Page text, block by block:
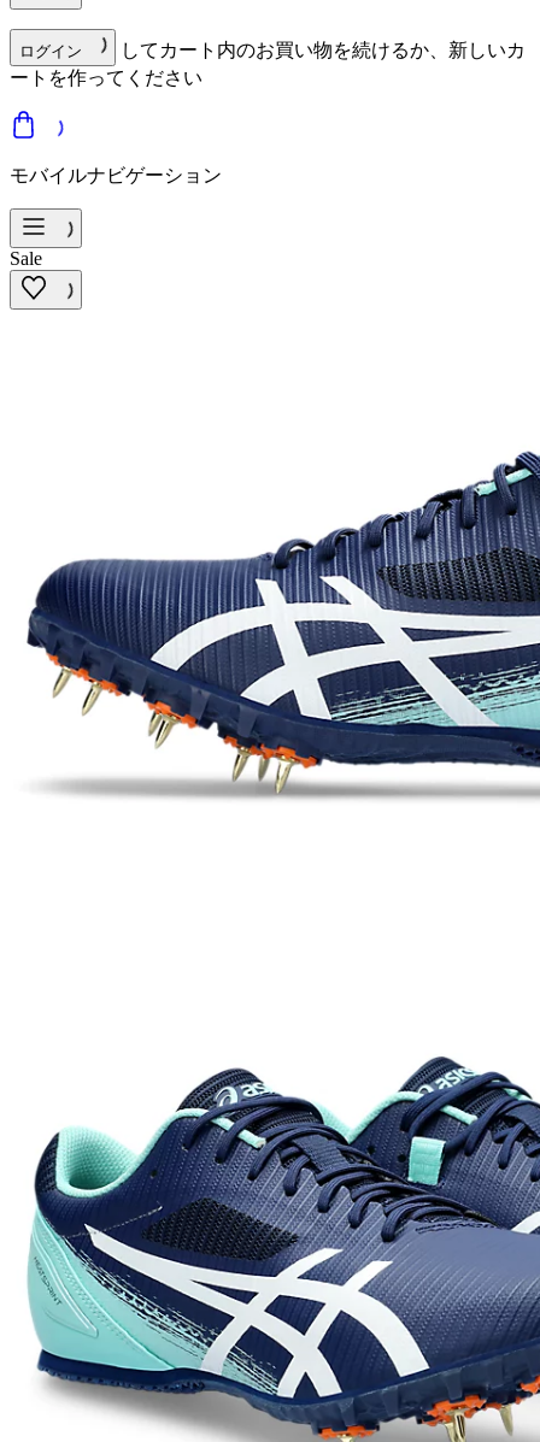
ログイン
してカート内のお買い物を続けるか、新しいカ
ートを作ってください
モバイルナビゲーション
Sale